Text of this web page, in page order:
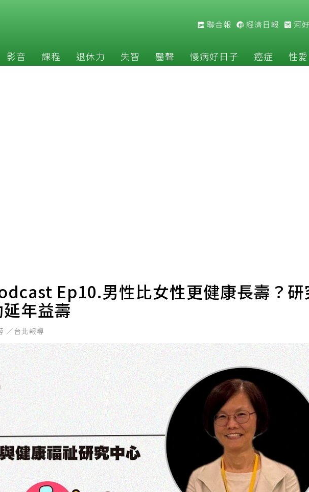
聯合報 經濟日報 河
影音 課程 退休力 失智 醫聲 慢病好日子 癌症 性愛
Ep10.男性比女性更健康長壽？
年益壽
／台北報導